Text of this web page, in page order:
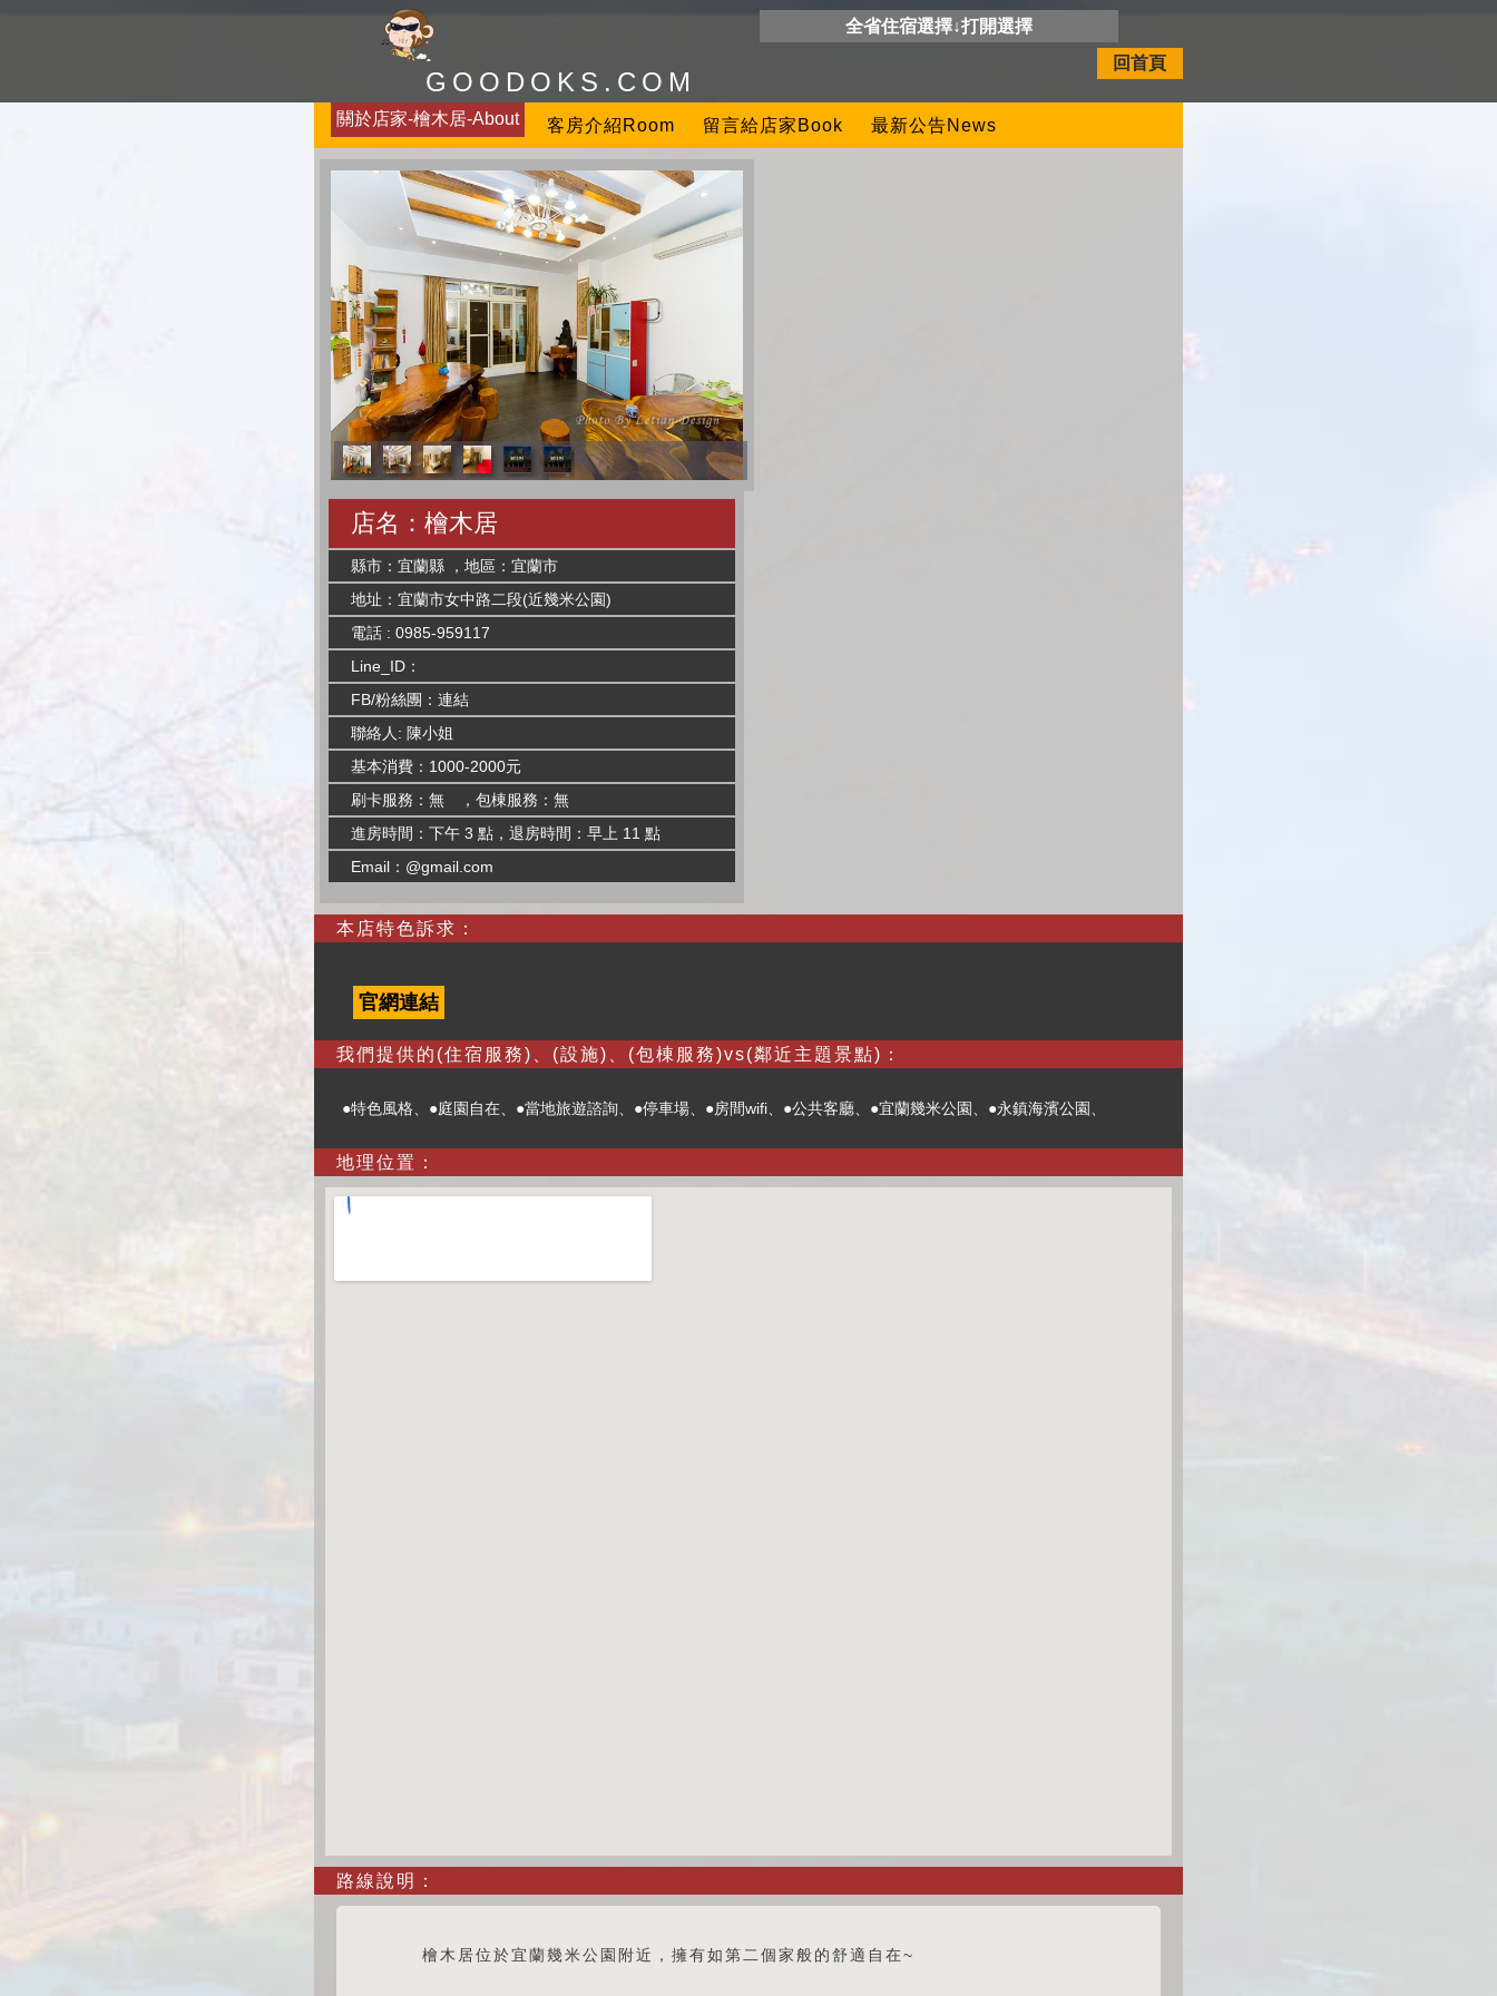
GOODOKS.COM
全省住宿選擇↓打開選擇
回首頁
關於店家-檜木居-About 客房介紹Room 留言給店家Book 最新公告News
店名：檜木居
縣市：宜蘭縣 ，地區：宜蘭市
地址：宜蘭市女中路二段(近幾米公園)
電話 : 0985-959117
Line_ID：
FB/粉絲團：連結
聯絡人: 陳小姐
基本消費：1000-2000元
刷卡服務：無 ，包棟服務：無
進房時間：下午 3 點，退房時間：早上 11 點
Email：@gmail.com
本店特色訴求：
官網連結
我們提供的(住宿服務)、(設施)、(包棟服務)vs(鄰近主題景點)：
●特色風格、●庭園自在、●當地旅遊諮詢、●停車場、●房間wifi、●公共客廳、●宜蘭幾米公園、●永鎮海濱公園、
地理位置：
路線說明：
檜木居位於宜蘭幾米公園附近，擁有如第二個家般的舒適自在~